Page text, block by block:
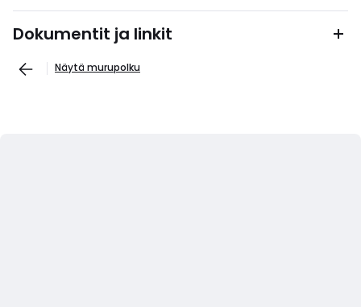
Dokumentit ja linkit
Näytä murupolku